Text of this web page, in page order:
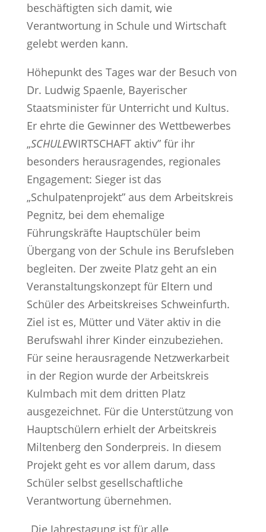
beschäftigten sich damit, wie
Verantwortung in Schule und Wirtschaft
gelebt werden kann.
Höhepunkt des Tages war der Besuch von
Dr. Ludwig Spaenle, Bayerischer
Staatsminister für Unterricht und Kultus.
Er ehrte die Gewinner des Wettbewerbes
„SCHULEWIRTSCHAFT aktiv” für ihr
besonders herausragendes, regionales
Engagement: Sieger ist das
„Schulpatenprojekt” aus dem Arbeitskreis
Pegnitz, bei dem ehemalige
Führungskräfte Hauptschüler beim
Übergang von der Schule ins Berufsleben
begleiten. Der zweite Platz geht an ein
Veranstaltungskonzept für Eltern und
Schüler des Arbeitskreises Schweinfurth.
Ziel ist es, Mütter und Väter aktiv in die
Berufswahl ihrer Kinder einzubeziehen.
Für seine herausragende Netzwerkarbeit
in der Region wurde der Arbeitskreis
Kulmbach mit dem dritten Platz
ausgezeichnet. Für die Unterstützung von
Hauptschülern erhielt der Arbeitskreis
Miltenberg den Sonderpreis. In diesem
Projekt geht es vor allem darum, dass
Schüler selbst gesellschaftliche
Verantwortung übernehmen.
„Die Jahrestagung ist für alle